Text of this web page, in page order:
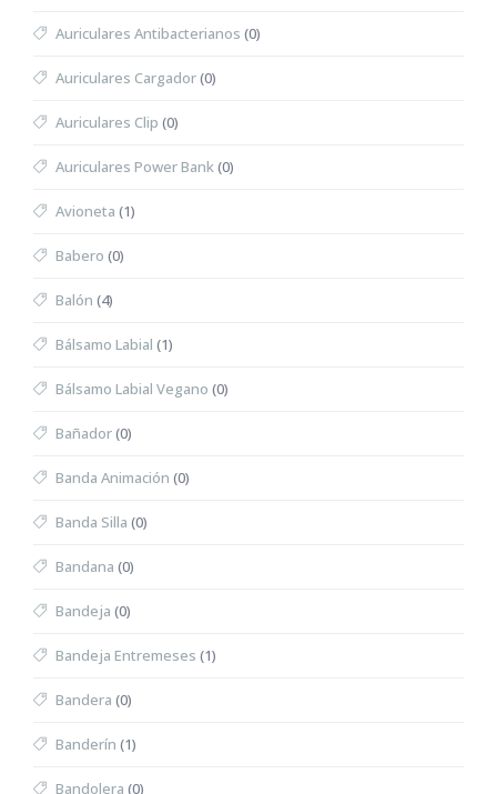
Auriculares Antibacterianos (0)
Auriculares Cargador(0)
Auriculares Clip (0)
Auriculares Power Bank(0)
Avioneta (1)
Babero (0)
Balón (4)
Bálsamo Labial (1)
Bálsamo Labial Vegano (0)
Bañador(0)
Banda Animación (0)
Banda Silla (0)
Bandana (0)
Bandeja (0)
Bandeja Entremeses (1)
Bandera (0)
Banderín (1)
Bandolera (0)